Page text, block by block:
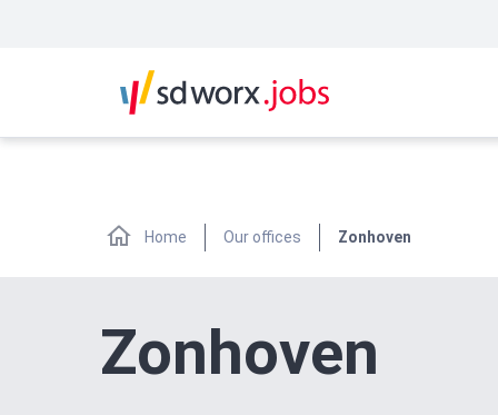
Home Our offices Zonhoven
Zonhoven